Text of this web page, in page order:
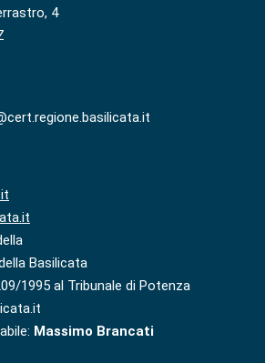
4
Basilicata
1995 al Tribunale di Potenza
Massimo Brancati